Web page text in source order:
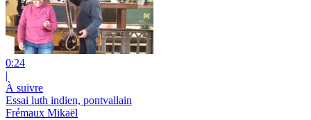
0:24
|
À suivre
Essai luth indien, pontvallain
Frémaux Mikaël